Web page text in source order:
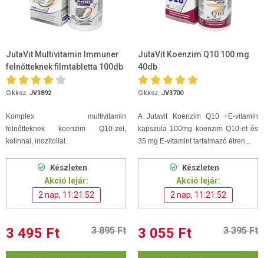
JutaVit Multivitamin Immuner
felnőtteknek filmtabletta 100db
Cikksz. JV3892
Komplex multivitamin
felnőtteknek koenzim Q10-zel,
kolinnal, inozitollal.
Készleten
Akció lejár:
2 nap, 11:21:52
3 495 Ft 3 895 Ft
JutaVit Koenzim Q10 100 mg
40db
Cikksz. JV3700
A Jutavit Koenzim Q10 +E-vitamin
kapszula 100mg koenzim Q10-et és
35 mg E-vitamint tartalmazó étren...
Készleten
Akció lejár:
2 nap, 11:21:52
3 055 Ft 3 395 Ft